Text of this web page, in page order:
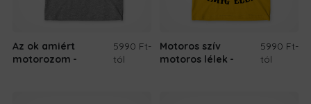
Az ok amiért
motorozom
5990 Ft-
tól
Motoros szív
motoros lélek
5990 Ft-
tól